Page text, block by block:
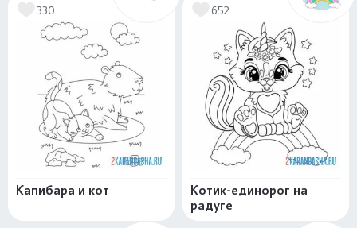
330
Капибара и кот
652
Котик-единорог на
радуге